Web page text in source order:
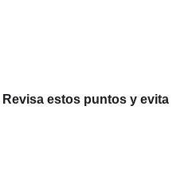
estos puntos y evita